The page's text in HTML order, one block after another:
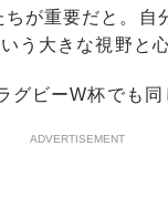
が重要だと。自
う大きな視野と心
ビーW杯でも同
ADVERTISEMENT